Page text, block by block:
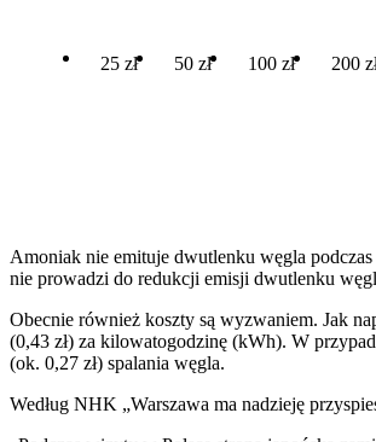
25 zł 50 zł 100 zł 200
Amoniak nie emituje dwutlenku węgla
nie prowadzi do redukcji emisji dwutlenku
Obecnie również koszty są wyzwaniem. Jak
(0,43 zł) za kilowatogodzinę (kWh). W
(ok. 0,27 zł) spalania węgla.
Według NHK „Warszawa ma nadzieję